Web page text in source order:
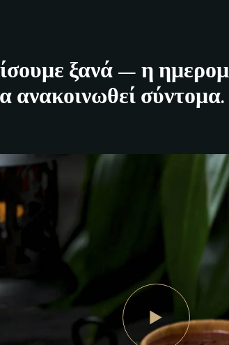
ξανά — η
ανακοινωθεί σύντομα.